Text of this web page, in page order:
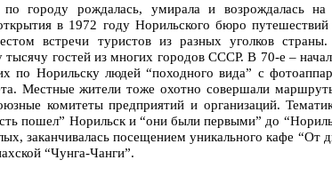
по городу рождалась, умирала и возрождалась на
в 1972 году Норильского бюро путешествий
встречи туристов из разных уголков страны.
гостей из многих городов СССР. В 70-е –
по Норильску людей “походного вида” с
Местные жители тоже охотно совершали
комитеты предприятий и организаций.
пошел” Норильск и “они были первыми” до
заканчивалась посещением уникального кафе “От
“Чунга-Чанги”.